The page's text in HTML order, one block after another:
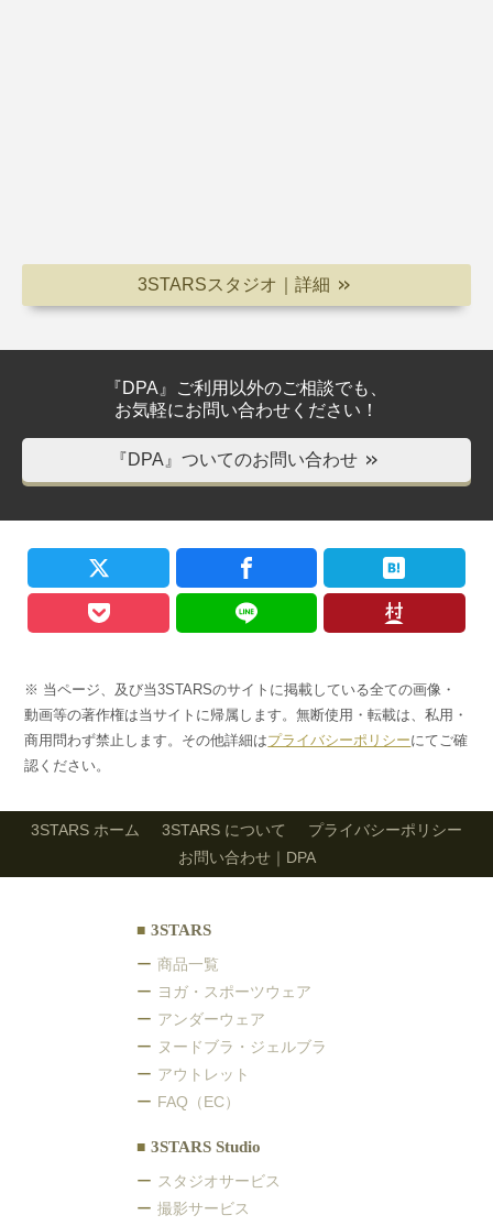
3STARSスタジオ｜詳細 ＞＞
『DPA』ご利用以外のご相談でも、
お気軽にお問い合わせください！
『DPA』ついてのお問い合わせ ＞＞
※ 当ページ、及び当3STARSのサイトに掲載している全ての画像・
動画等の著作権は当サイトに帰属します。無断使用・転載は、私用・
商用問わず禁止します。その他詳細はプライバシーポリシーにてご確
認ください。
3STARS ホーム 3STARS について
プライバシーポリシー
お問い合わせ｜DPA
3STARS
商品一覧
ヨガ・スポーツウェア
アンダーウェア
ヌードブラ・ジェルブラ
アウトレット
FAQ（EC）
3STARS Studio
スタジオサービス
撮影サービス